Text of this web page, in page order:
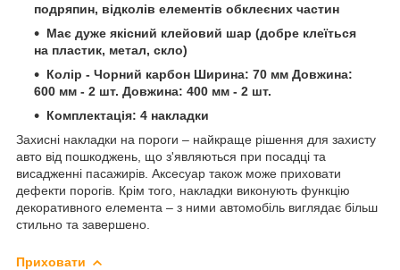
подряпин, відколів елементів обклеєних частин
Має дуже якісний клейовий шар (добре клеїться
на пластик, метал, скло)
Колір - Чорний карбон Ширина: 70 мм Довжина:
600 мм - 2 шт. Довжина: 400 мм - 2 шт.
Комплектація: 4 накладки
Захисні накладки на пороги – найкраще рішення для захисту
авто від пошкоджень, що з'являються при посадці та
висадженні пасажирів. Аксесуар також може приховати
дефекти порогів. Крім того, накладки виконують функцію
декоративного елемента – з ними автомобіль виглядає більш
стильно та завершено.
Приховати